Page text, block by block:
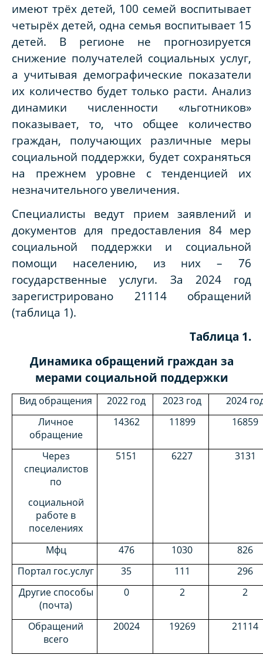
имеют трёх детей, 100 семей воспитывает
четырёх детей, одна семья воспитывает 15
детей. В регионе не прогнозируется
снижение получателей социальных услуг,
а учитывая демографические показатели
их количество будет только расти. Анализ
динамики численности «льготников»
показывает, то, что общее количество
граждан, получающих различные меры
социальной поддержки, будет сохраняться
на прежнем уровне с тенденцией их
незначительного увеличения.
Специалисты ведут прием заявлений и
документов для предоставления 84 мер
социальной поддержки и социальной
помощи населению, из них – 76
государственные услуги. За 2024 год
зарегистрировано 21114 обращений
(таблица 1).
Таблица 1.
Динамика обращений граждан за
мерами социальной поддержки
Вид обращения 2022 год 2023 год
2024
Личное
обращение
14362 11899 16859
Через
специалистов
по
социальной
работе в
поселениях
5151 6227 3131
Мфц 476 1030
826
Портал гос.услуг
35 111
296
Другие способы
(почта)
0 2 2
Обращений
всего
20024 19269 21114